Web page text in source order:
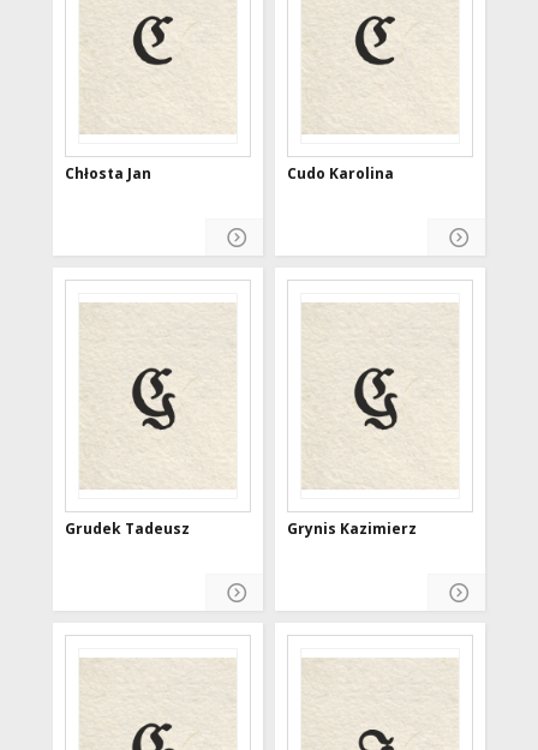
Chłosta Jan Cudo Karolina
Grudek Tadeusz Grynis Kazimierz